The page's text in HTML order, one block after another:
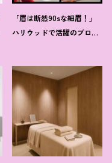
「眉は断然90sな細眉 ！ 」
ハリウッドで活躍のプロに